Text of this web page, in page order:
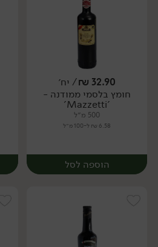
יח׳
32.90
₪/ יח׳
חומץ בלסמי ממודנה -
'Mazzetti'
500 מ״ל
6.58 ₪ ל-100 מ״ל
הוספה לסל